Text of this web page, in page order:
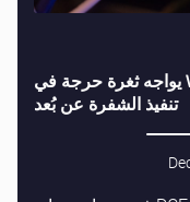
جهاز WATCHGUARD FIREBOX يواجه ثغرة حرجة في
تنفيذ الشفرة عن بُعد